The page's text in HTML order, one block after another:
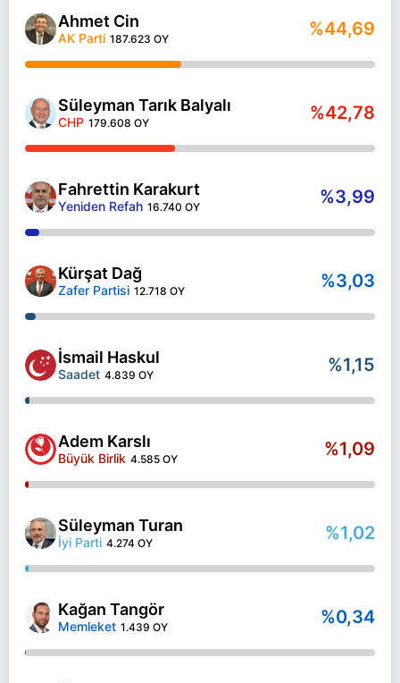
Ahmet Cin
AK Parti 187.623 OY %44,69
Süleyman Tarık Balyalı
CHP 179.608 OY %42,78
Fahrettin Karakurt
Yeniden Refah 16.740 OY %3,99
Kürşat Dağ
Zafer Partisi 12.718 OY %3,03
İsmail Haskul
Saadet 4.839 OY %1,15
Adem Karslı
Büyük Birlik 4.585 OY %1,09
Süleyman Turan
İyi Parti 4.274 OY %1,02
Kağan Tangör
Memleket 1.439 OY %0,34